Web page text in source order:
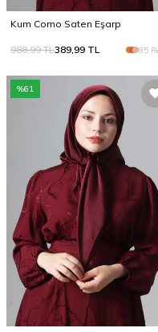
Kum Como Saten Eşarp
988,99TL389,99 TL 85
%61